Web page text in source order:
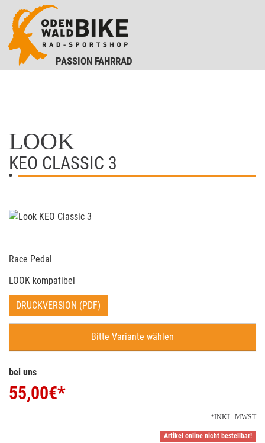
PASSION FAHRRAD
LOOK
KEO CLASSIC 3
Race Pedal
LOOK kompatibel
DRUCKVERSION (PDF)
Bitte Variante wählen
bei uns
55,00€*
*INKL. MWST
Artikel online nicht bestellbar!